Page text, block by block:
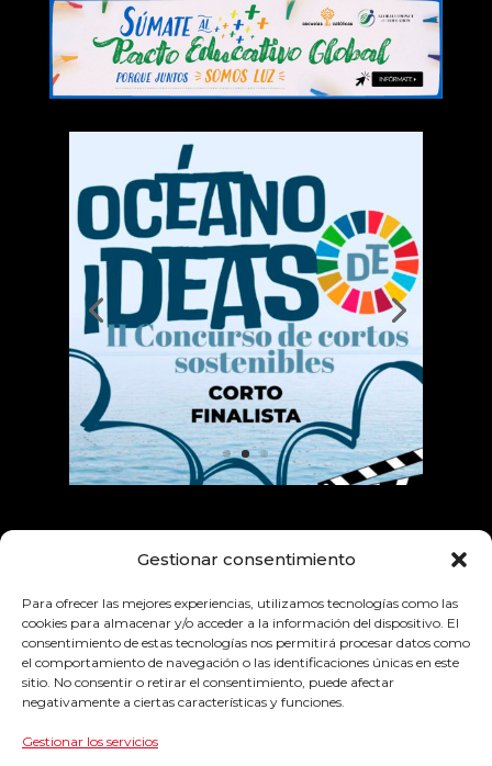
Gestionar consentimiento
Para ofrecer las mejores experiencias, utilizamos tecnologías como las
cookies para almacenar y/o acceder a la información del dispositivo. El
consentimiento de estas tecnologías nos permitirá procesar datos como
el comportamiento de navegación o las identificaciones únicas en este
sitio. No consentir o retirar el consentimiento, puede afectar
negativamente a ciertas características y funciones.
Gestionar los servicios
Empresas colaboradoras